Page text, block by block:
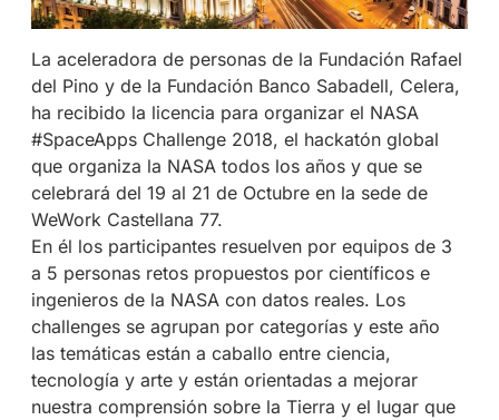
La aceleradora de personas de la Fundación Rafael
del Pino y de la Fundación Banco Sabadell, Celera,
ha recibido la licencia para organizar el NASA
#SpaceApps Challenge 2018, el hackatón global
que organiza la NASA todos los años y que se
celebrará del 19 al 21 de Octubre en la sede de
WeWork Castellana 77.
En él los participantes resuelven por equipos de 3
a 5 personas retos propuestos por científicos e
ingenieros de la NASA con datos reales. Los
challenges se agrupan por categorías y este año
las temáticas están a caballo entre ciencia,
tecnología y arte y están orientadas a mejorar
nuestra comprensión sobre la Tierra y el lugar que